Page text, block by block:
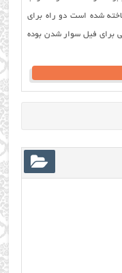
شده است دو راه برای
برای فیل سوار شدن بوده